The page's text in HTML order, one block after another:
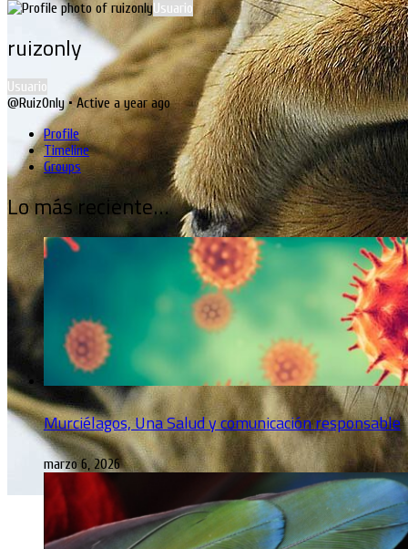
Usuario
ruizonly
Usuario
@RuizOnly •Active a year ago
Profile
Timeline
Groups
Lo más reciente…
Murciélagos, Una Salud y comunicación responsable
marzo 6, 2026